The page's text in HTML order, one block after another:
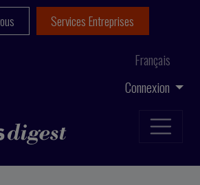
Connexion
Français
Services Entreprises